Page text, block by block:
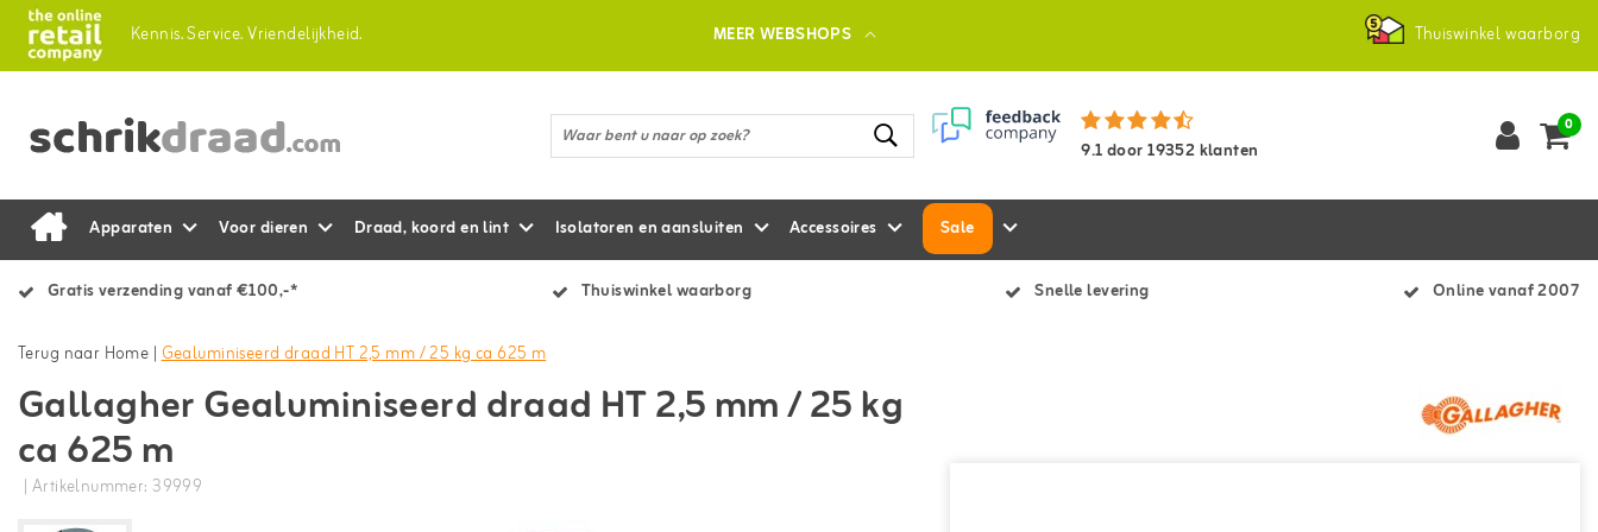
Kennis.Service.Vriendelijkheid. MEER WEBSHOPS Thuiswinkel waarborg
9.1door19352klanten
0
Apparaten Voor dieren Draad, koord en lint Isolatoren en aansluiten Accessoires Sale
Gratis verzending vanaf €100,-* Thuiswinkel waarborg Snelle levering Online vanaf 2007
Terug naar Home |Gealuminiseerd draad HT 2,5 mm / 25 kg ca 625 m
Gallagher Gealuminiseerd draad HT 2,5 mm / 25 kg
ca 625 m
| Artikelnummer: 39999